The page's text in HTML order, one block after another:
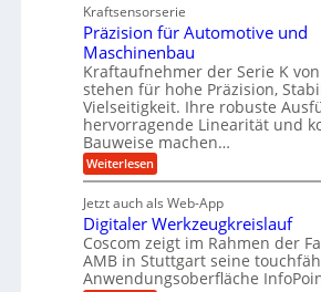
i
n
d
e
t
r
i
e
b
e
f
ü
r
r
n
d
A
u
f
t
r
a
g
s
e
i
n
l
o
s
e
,
w
e
n
i
g
e
r
S
t
h
n
s
t
a
n
g
e
n
g
e
t
r
i
e
b
e
f
Kraftsensorserie
Präzision für Automotive und
Maschinenbau
Kraftaufnehmer der Serie K von
stehen für hohe Präzision,
Vielseitigkeit. Ihre robuste
hervorragende Linearität und
Bauweise machen…
Weiterlesen:
P
ä
z
i
s
i
o
Jetzt auch als Web-App
Digitaler Werkzeugkreislauf
Coscom zeigt im Rahmen der
AMB in Stuttgart seine
Anwendungsoberfläche